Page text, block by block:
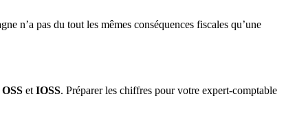
n’a pas du tout les mêmes conséquences fiscales qu’une
OSS et IOSS. Préparer les chiffres pour votre expert-comptable